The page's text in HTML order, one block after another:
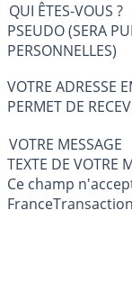
QUI ÊTES-VOUS ?
PSEUDO (SERA
PERSONNELLES)
VOTRE ADRESSE
PERMET DE
VOTRE MESSAGE
Ce champ